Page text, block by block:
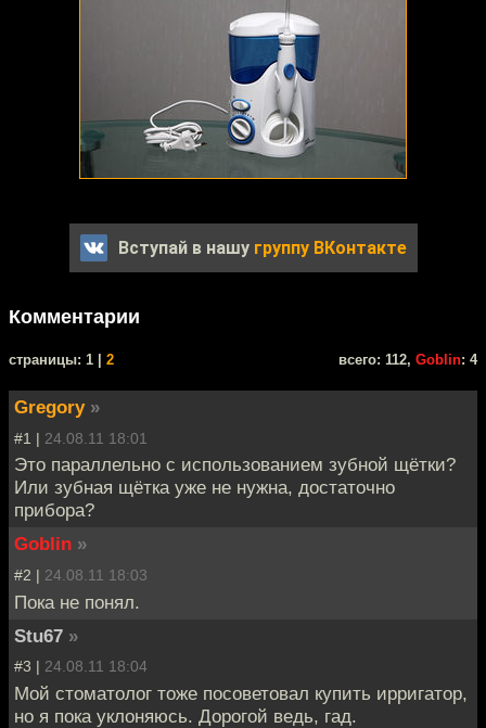
Вступай в нашу группу ВКонтакте
Комментарии
cтраницы: 1 | 2 всего: 112, Goblin: 4
Gregory »
#1 | 24.08.11 18:01
Это параллельно с использованием зубной щётки?
Или зубная щётка уже не нужна, достаточно
прибора?
Goblin »
#2 | 24.08.11 18:03
Пока не понял.
Stu67 »
#3 | 24.08.11 18:04
Мой стоматолог тоже посоветовал купить ирригатор,
но я пока уклоняюсь. Дорогой ведь, гад.